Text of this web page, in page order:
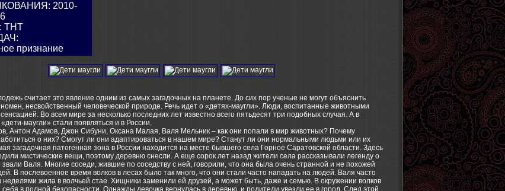
2010-
ТНТ
признание
считает это явление одним из самых загадочных на планете. До сих пор ученые не могут объяснить
несвойственный человеческой природе. Речь идет о «детях-маугли». Люди, воспитанные животными
Во всем мире за несколько последних лет известно всего пятьдесят три подобных случая. А в
маугли» стали появляться и в России.
Антон Адамов, Джон Сибуни, Оксана Малая, Валя Мельник – как они попали в мир животных? Почему
о них? Смогут ли они адаптироваться в нашем мире? Станут ли они нормальными людьми или их
загадочная патогенная зона в России находится на месте бывшего села Горное Саратовской области. Здесь
мистические вещи, поэтому деревню снесли. А еще сорок лет назад жители села рассказывали легенду о
звали Валя. Многие соседи, жившие по соседству с ней, говорили, что она была очень странной и не похожей
В послевоенное время волков в лесах было так много, что они стали часто нападать на людей. Валя часто
неделями жила в волчьей стае. Хищники заменили ей друзей, а может быть, даже и семью. В окружении волков
себя в полной безопасности. Однажды девочка вернулась в деревню, и родители увезли ее в город. След этой